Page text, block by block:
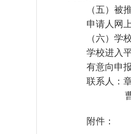
（五）被
申请人网
（六）学
学校进入
有意向申
联系人：
附件：